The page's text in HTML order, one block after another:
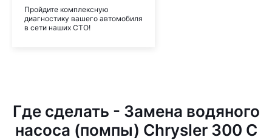
Пройдите комплексную
диагностику вашего автомобиля
в сети наших СТО!
Где сделать - Замена водяного
насоса (помпы) Chrysler 300 C